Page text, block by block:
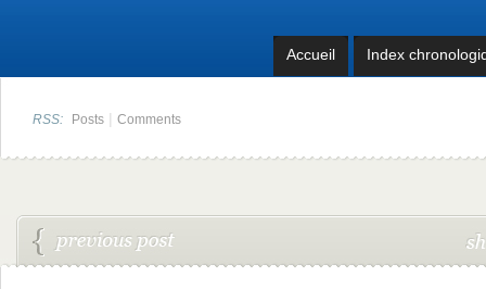
Accueil Index
RSS: Posts | Comments